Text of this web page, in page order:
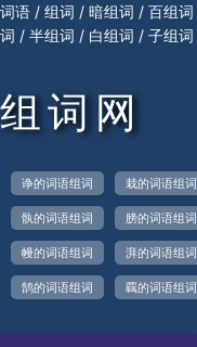
词语 / 组词 / 暗组词 / 百组词
词 / 半组词 / 白组词 / 子组词
组词网
诤的词语组词 栽的词语组词
骫的词语组词 膀的词语组词
幔的词语组词 湃的词语组词
鹄的词语组词 覊的词语组词